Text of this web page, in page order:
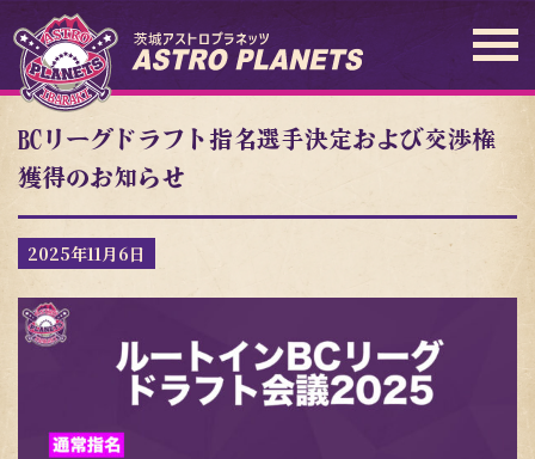
BCリーグドラフト指名選手決定および交渉権
獲得のお知らせ
2025年11月6日